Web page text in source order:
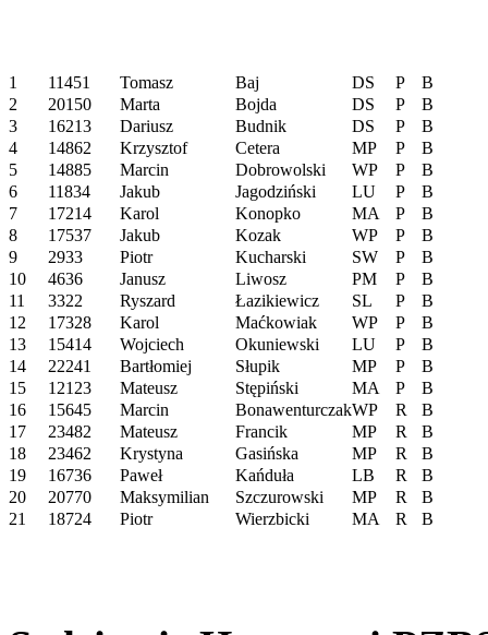
1 11451 Tomasz Baj DS P
B
2
20150 Marta Bojda DS P
B
3
16213 Dariusz Budnik DS P
B
4
14862 Krzysztof Cetera MP P
B
5
14885 Marcin Dobrowolski WP P
B
6
11834 Jakub Jagodziński LU P
B
7
17214 Karol Konopko MA P
B
8
17537 Jakub Kozak WP P
B
9
2933 Piotr Kucharski SW P
B
10
4636 Janusz Liwosz PM P
B
11
3322 Ryszard Łazikiewicz SL P
B
12
17328 Karol Maćkowiak WP P
B
13
15414 Wojciech Okuniewski LU P
B
14
22241 Bartłomiej Słupik MP P
B
15
12123 Mateusz Stępiński MA P
B
16
15645 Marcin BonawenturczakWP R
B
17
23482 Mateusz Francik MP R
B
18
23462 Krystyna Gasińska MP R
B
19
16736 Paweł Kańduła LB R
B
20
20770 Maksymilian Szczurowski MP R
B
21
18724 Piotr Wierzbicki MA R B